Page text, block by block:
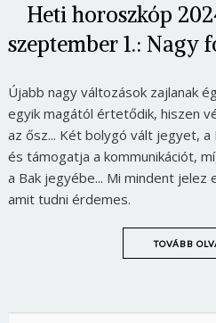
Heti horoszkóp
szeptember 1.: Nagy
Újabb nagy változások zajlanak
egyik magától értetődik, hiszen
az ősz... Két bolygó vált jegyet,
és támogatja a kommunikációt,
a Bak jegyébe... Mi mindent jelez
amit tudni érdemes.
TOVÁBB